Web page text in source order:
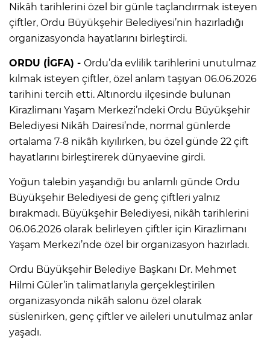
Nikâh tarihlerini özel bir günle taçlandırmak isteyen
çiftler, Ordu Büyükşehir Belediyesi’nin hazırladığı
organizasyonda hayatlarını birleştirdi.
ORDU (İGFA) - Ordu’da evlilik tarihlerini unutulmaz
kılmak isteyen çiftler, özel anlam taşıyan 06.06.2026
tarihini tercih etti. Altınordu ilçesinde bulunan
Kirazlimanı Yaşam Merkezi’ndeki Ordu Büyükşehir
Belediyesi Nikâh Dairesi’nde, normal günlerde
ortalama 7-8 nikâh kıyılırken, bu özel günde 22 çift
hayatlarını birleştirerek dünyaevine girdi.
Yoğun talebin yaşandığı bu anlamlı günde Ordu
Büyükşehir Belediyesi de genç çiftleri yalnız
bırakmadı. Büyükşehir Belediyesi, nikâh tarihlerini
06.06.2026 olarak belirleyen çiftler için Kirazlimanı
Yaşam Merkezi’nde özel bir organizasyon hazırladı.
Ordu Büyükşehir Belediye Başkanı Dr. Mehmet
Hilmi Güler’in talimatlarıyla gerçekleştirilen
organizasyonda nikâh salonu özel olarak
süslenirken, genç çiftler ve aileleri unutulmaz anlar
yaşadı.